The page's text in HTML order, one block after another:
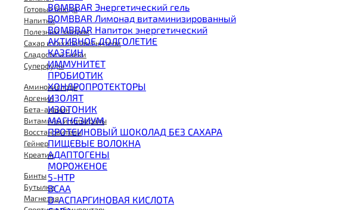
BOMBBAR Энергетический гель
BOMBBAR Лимонад витаминизированный
BOMBBAR Напиток энергетический
АКТИВНОЕ ДОЛГОЛЕТИЕ
КАЗЕИН
ИММУНИТЕТ
ПРОБИОТИК
ХОНДРОПРОТЕКТОРЫ
ИЗОЛЯТ
ИЗОТОНИК
МАГНЕЗИУМ
ПРОТЕИНОВЫЙ ШОКОЛАД БЕЗ САХАРА
ПИЩЕВЫЕ ВОЛОКНА
АДАПТОГЕНЫ
МОРОЖЕНОЕ
5-HTP
BCAA
D-АСПАРГИНОВАЯ КИСЛОТА
Готовые блюда
Напитки
Полезный завтрак
Сахар и сахарозаменители
Сладости и снеки
Суперфуды
Аминокислоты
Аргенин
Бета-аланин
Витамины и минералы
Восстановители
Гейнер
Креатин
Бинты
Бутылки
Магнезия